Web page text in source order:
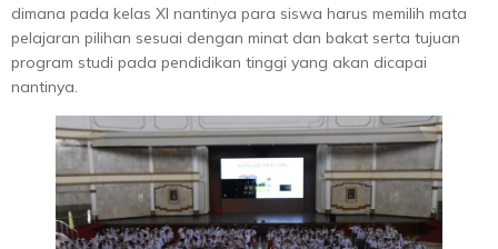
dimana pada kelas XI nantinya para siswa harus memilih mata
pelajaran pilihan sesuai dengan minat dan bakat serta tujuan
program studi pada pendidikan tinggi yang akan dicapai
nantinya.